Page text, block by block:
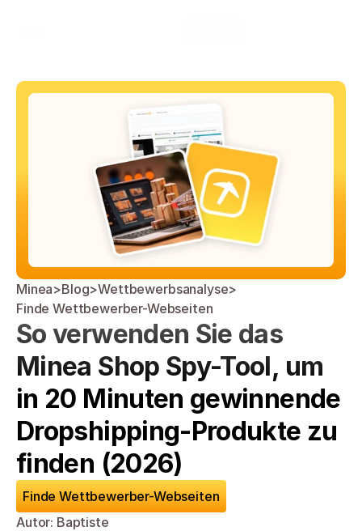
Minea>Blog>Wettbewerbsanalyse>
Finde Wettbewerber-Webseiten
So verwenden Sie das
Minea Shop Spy-Tool, um
in 20 Minuten gewinnende
Dropshipping-Produkte zu
finden (2026)
Finde Wettbewerber-Webseiten
Autor: Baptiste